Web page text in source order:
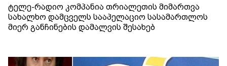
ტელე-რადიო კომპანია თრიალეთის მიმართვა
სახალხო დამცველს სააპელაციო სასამართლოს
მიერ განჩინების დამალვის შესახებ